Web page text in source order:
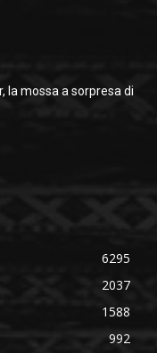
la mossa a sorpresa di
6295
2037
1588
992